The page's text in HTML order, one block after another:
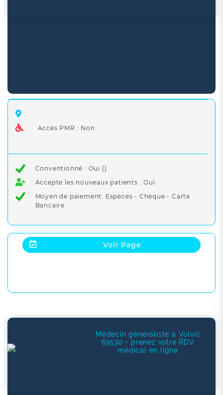
Accès PMR : Non
Conventionné : Oui ()
Accepte les nouveaux patients : Oui
Moyen de paiement: Espèces - Chèque - Carte
Bancaire
Voir Page
Médecin généraliste à Volvic
63530 - prenez votre RDV
médical en ligne